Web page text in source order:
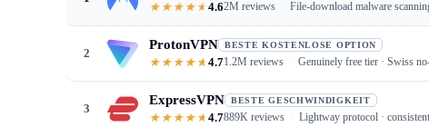
4.62M reviews File-download malware
2
ProtonVPN BESTE KOSTENLOSE OPTION
4.71.2M reviews Genuinely free tier · Swiss
3
ExpressVPN BESTE GESCHWINDIGKEIT
4.7889K reviews Lightway protocol ·